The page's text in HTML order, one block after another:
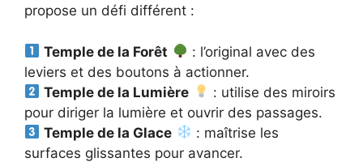
propose un défi différent :
Temple de la Forêt
: l’original avec des
leviers et des boutons à actionner.
Temple de la Lumière
: utilise des miroirs
pour diriger la lumière et ouvrir des passages.
Temple de la Glace
: maîtrise les
surfaces glissantes pour avancer.